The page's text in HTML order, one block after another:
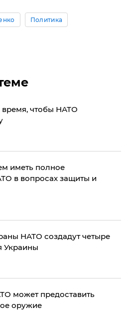
Политика
чтобы НАТО
иметь полное
в вопросах защиты и
НАТО создадут четыре
Украины
может предоставить
оружие